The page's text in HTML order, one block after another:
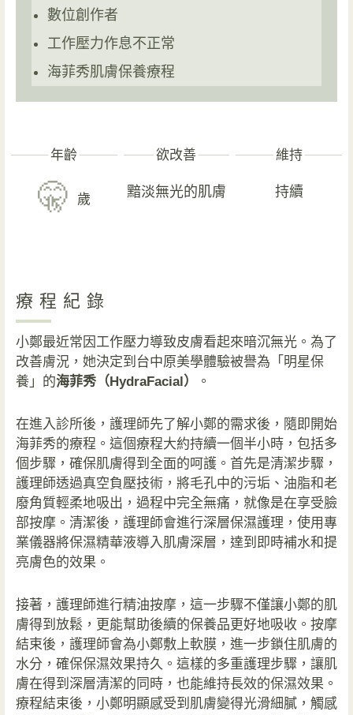
數位創作者
工作壓力作息不正常
海菲秀肌膚保養療程
年齡
🤫 歲
欲改善
黯淡無光的肌膚
維持
持續
療程紀錄
小鄭最近常因工作壓力導致皮膚看起來暗沉無光。為了
改善膚況，她決定到台中原美學體驗被譽為「明星保
養」的海菲秀（HydraFacial） 。
在進入診所後，護理師先了解小鄭的需求後，隨即開始
海菲秀的療程。這個療程大約持續一個半小時，包括多
個步驟，確保肌膚得到全面的呵護。 首先是清潔步驟，
護理師透過真空負壓技術，將毛孔中的污垢、油脂和老
廢角質輕柔地吸出，過程中完全無痛，就像是在享受臉
部按摩。清潔後，護理師會進行深層保濕護理，使用專
業儀器將保濕精華液導入肌膚深層，達到即時補水和提
亮膚色的效果。
接著，護理師進行精油按摩，這一步驟不僅讓小鄭的肌
膚得到放鬆，更能幫助後續的保養品更好地吸收。按摩
結束後，護理師會為小鄭敷上軟膜，進一步鎖住肌膚的
水分，確保保濕效果持久。這樣的多重護理步驟，讓肌
膚在得到深層清潔的同時，也能維持長效的保濕效果。
療程結束後，小鄭明顯感受到肌膚變得光滑細膩，觸感